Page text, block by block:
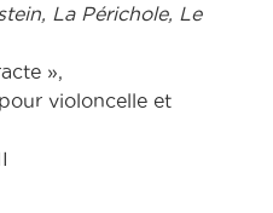
La Périchole, Le
»,
violoncelle et